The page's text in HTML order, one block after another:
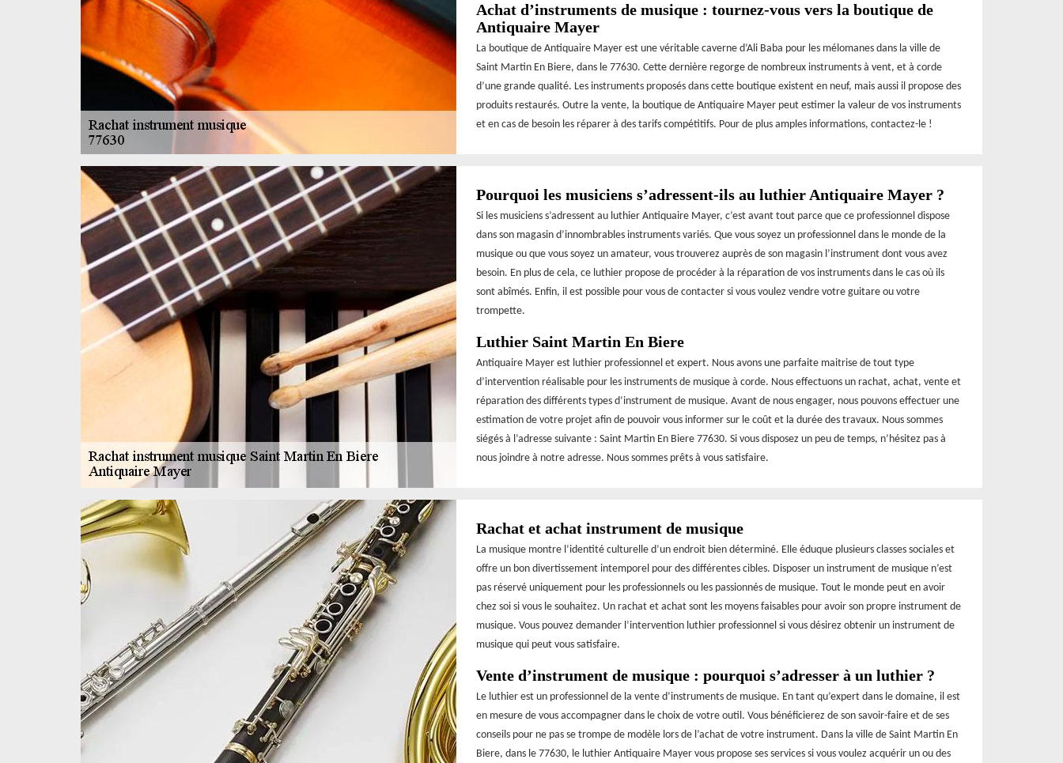
Achat d’instruments de musique : tournez-vous vers la boutique de
Antiquaire Mayer
La boutique de Antiquaire Mayer est une véritable caverne d’Ali Baba pour les mélomanes dans la ville de
Saint Martin En Biere, dans le 77630. Cette dernière regorge de nombreux instruments à vent, et à corde
d’une grande qualité. Les instruments proposés dans cette boutique existent en neuf, mais aussi il propose des
produits restaurés. Outre la vente, la boutique de Antiquaire Mayer peut estimer la valeur de vos instruments
et en cas de besoin les réparer à des tarifs compétitifs. Pour de plus amples informations, contactez-le !
Pourquoi les musiciens s’adressent-ils au luthier Antiquaire Mayer ?
Si les musiciens s’adressent au luthier Antiquaire Mayer, c’est avant tout parce que ce professionnel dispose
dans son magasin d’innombrables instruments variés. Que vous soyez un professionnel dans le monde de la
musique ou que vous soyez un amateur, vous trouverez auprès de son magasin l’instrument dont vous avez
besoin. En plus de cela, ce luthier propose de procéder à la réparation de vos instruments dans le cas où ils
sont abîmés. Enfin, il est possible pour vous de contacter si vous voulez vendre votre guitare ou votre
trompette.
Luthier Saint Martin En Biere
Antiquaire Mayer est luthier professionnel et expert. Nous avons une parfaite maitrise de tout type
d’intervention réalisable pour les instruments de musique à corde. Nous effectuons un rachat, achat, vente et
réparation des différents types d’instrument de musique. Avant de nous engager, nous pouvons effectuer une
estimation de votre projet afin de pouvoir vous informer sur le coût et la durée des travaux. Nous sommes
siégés à l’adresse suivante : Saint Martin En Biere 77630. Si vous disposez un peu de temps, n’hésitez pas à
nous joindre à notre adresse. Nous sommes prêts à vous satisfaire.
Rachat et achat instrument de musique
La musique montre l’identité culturelle d’un endroit bien déterminé. Elle éduque plusieurs classes sociales et
offre un bon divertissement intemporel pour des différentes cibles. Disposer un instrument de musique n’est
pas réservé uniquement pour les professionnels ou les passionnés de musique. Tout le monde peut en avoir
chez soi si vous le souhaitez. Un rachat et achat sont les moyens faisables pour avoir son propre instrument de
musique. Vous pouvez demander l’intervention luthier professionnel si vous désirez obtenir un instrument de
musique qui peut vous satisfaire.
Vente d’instrument de musique : pourquoi s’adresser à un luthier ?
Le luthier est un professionnel de la vente d’instruments de musique. En tant qu’expert dans le domaine, il est
en mesure de vous accompagner dans le choix de votre outil. Vous bénéficierez de son savoir-faire et de ses
conseils pour ne pas se trompe de modèle lors de l’achat de votre instrument. Dans la ville de Saint Martin En
Biere, dans le 77630, le luthier Antiquaire Mayer vous propose ses services si vous voulez acquérir un ou des